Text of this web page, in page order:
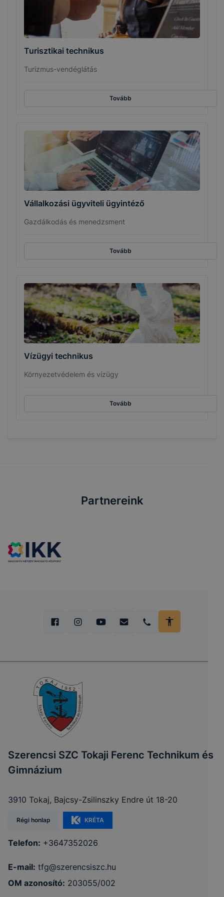
Turisztikai technikus
Turizmus-vendéglátás
Tovább
Vállalkozási ügyviteli ügyintéző
Gazdálkodás és menedzsment
Tovább
Vízügyi technikus
Környezetvédelem és vízügy
Tovább
Partnereink
Szerencsi SZC Tokaji Ferenc Technikum és
Gimnázium
3910 Tokaj, Bajcsy-Zsilinszky Endre út 18-20
Régi honlap KRÉTA
Telefon: +3647352026
E-mail: tfg@szerencsiszc.hu
OM azonosító: 203055/002